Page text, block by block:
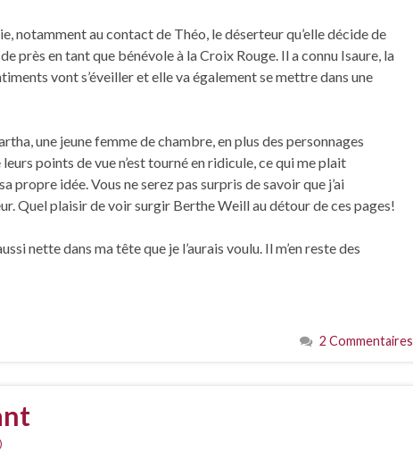
notamment au contact de Théo, le déserteur qu’elle décide de
près en tant que bénévole à la Croix Rouge. Il a connu Isaure, la
vont s’éveiller et elle va également se mettre dans une
une jeune femme de chambre, en plus des personnages
points de vue n’est tourné en ridicule, ce qui me plait
idée. Vous ne serez pas surpris de savoir que j’ai
Quel plaisir de voir surgir Berthe Weill au détour de ces pages!
nette dans ma tête que je l’aurais voulu. Il m’en reste des
2 Commentaires